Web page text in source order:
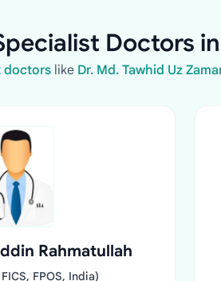
Doctors
doctors like Dr. Md. Tawhid Uz
Rahmatullah
FPOS, India)